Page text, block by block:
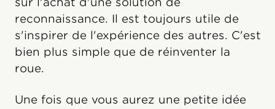
reconnaissance. Il est toujours utile de
s'inspirer de l'expérience des autres. C'est
bien plus simple que de réinventer la
roue.
Une fois que vous aurez une petite idée